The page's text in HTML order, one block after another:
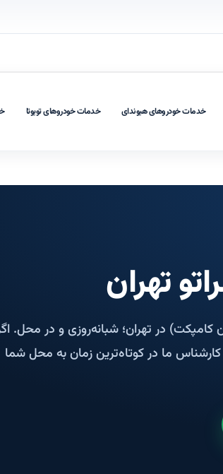
خدمات خودروهای هیوندای خدمات خودروهای تویوتا
تهران
کامپکت) در تهران؛ شبانه‌روزی و در محل.
ما در کوتاه‌ترین زمان به محل شما